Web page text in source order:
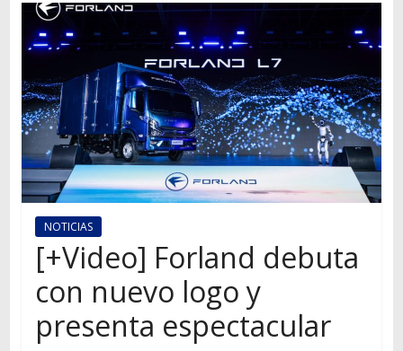
información
del
mundo
del
transporte
NOTICIAS
[+Video] Forland debuta
con nuevo logo y
presenta espectacular